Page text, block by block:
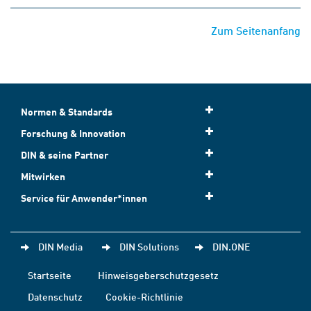
Zum Seitenanfang
Normen & Standards
Forschung & Innovation
DIN & seine Partner
Mitwirken
Service für Anwender*innen
DIN Media DIN Solutions DIN.ONE
Startseite
Hinweisgeberschutzgesetz
Datenschutz
Cookie-Richtlinie